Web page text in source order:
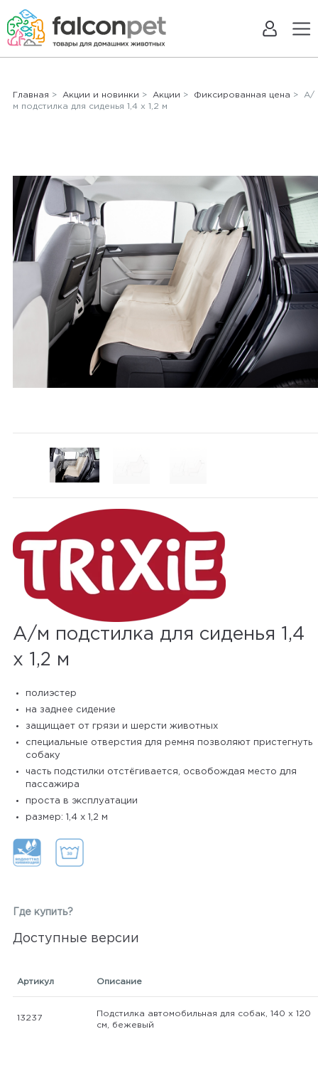
Главная > Акции и новинки > Акции > Фиксированная цена > А/
м подстилка для сиденья 1,4 х 1,2 м
А/м подстилка для сиденья 1,4
х 1,2 м
полиэстер
на заднее сидение
защищает от грязи и шерсти животных
специальные отверстия для ремня позволяют пристегнуть
собаку
часть подстилки отстёгивается, освобождая место для
пассажира
проста в эксплуатации
размер: 1,4 х 1,2 м
Где купить?
Доступные версии
Артикул Описание
13237
Подстилка автомобильная для собак, 140 х 120
см, бежевый